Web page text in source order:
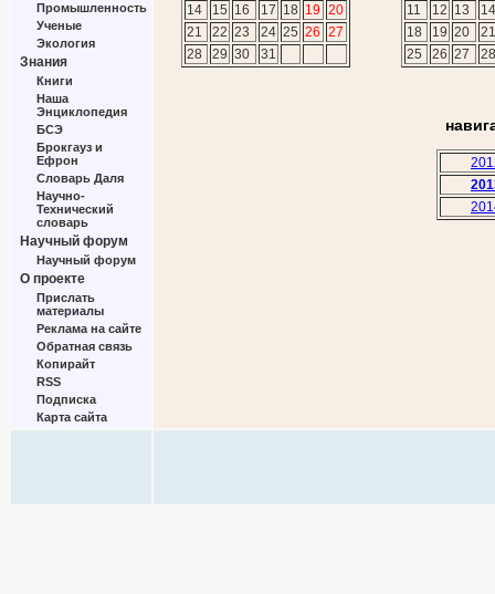
Промышленность
Ученые
Экология
Знания
Книги
Наша
Энциклопедия
БСЭ
Брокгауз и
Ефрон
Словарь Даля
Научно-
Технический
словарь
Научный форум
Научный форум
О проекте
Прислать
материалы
Реклама на сайте
Обратная связь
Копирайт
RSS
Подписка
Карта сайта
14
15 16 17 18 19 20
21
22 23 24 25 26 27
28
29 30 31
11
12 13
14
18
19 20
21
25
26 27 28